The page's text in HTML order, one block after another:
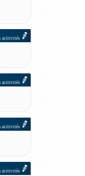
acitivités
acitivités
acitivités
acitivités